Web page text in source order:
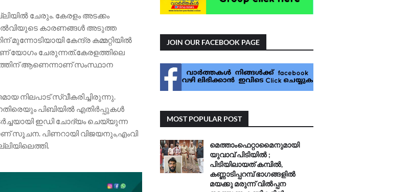
ചേരും. കേരളം അടക്കം
കാരണങ്ങൾ അടുത്ത
മുന്നോടിയായി കേന്ദ്ര കമ്മറ്റിയിൽ
യോഗം ചേരുന്നത്.കേരളത്തിലെ
ആണെന്നാണ് സംസ്ഥാന
നിലപാട് സ്വീകരിച്ചിരുന്നു.
പിബിയിൽ എതിർപ്പുകൾ
ഇഡി ചോദ്യം ചെയ്യുന്ന
സൂചന. പിണറായി വിജയനും,എംവി
JOIN OUR FACEBOOK PAGE
MOST POPULAR POST
മെത്താംഫെറ്റാമൈനുമായി
യുവാവ് പിടിയിൽ ;
പിടിയിലായത് കമ്പിൽ,
കണ്ണാടിപ്പറമ്പ് ഭാഗങ്ങളിൽ
മയക്കു മരുന്ന് വിൽപ്പന